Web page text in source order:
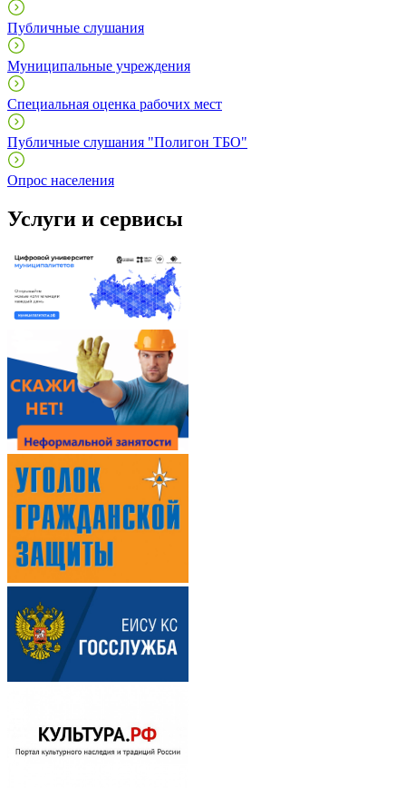
Публичные слушания
Муниципальные учреждения
Специальная оценка рабочих мест
Публичные слушания "Полигон ТБО"
Опрос населения
Услуги и сервисы